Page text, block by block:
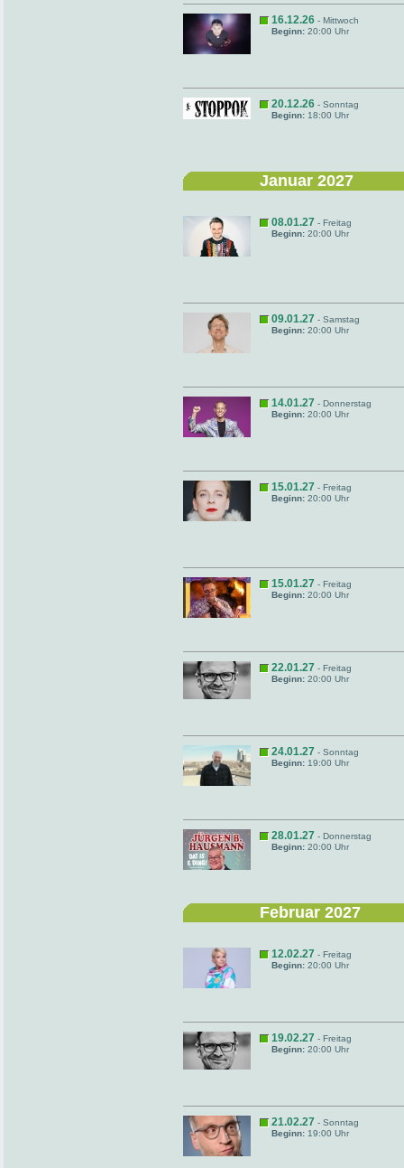
16.12.26 - Mittwoch
Beginn: 20:00 Uhr
20.12.26 - Sonntag
Beginn: 18:00 Uhr
Januar 2027
08.01.27 - Freitag
Beginn: 20:00 Uhr
09.01.27 - Samstag
Beginn: 20:00 Uhr
14.01.27 - Donnerstag
Beginn: 20:00 Uhr
15.01.27 - Freitag
Beginn: 20:00 Uhr
15.01.27 - Freitag
Beginn: 20:00 Uhr
22.01.27 - Freitag
Beginn: 20:00 Uhr
24.01.27 - Sonntag
Beginn: 19:00 Uhr
28.01.27 - Donnerstag
Beginn: 20:00 Uhr
Februar 2027
12.02.27 - Freitag
Beginn: 20:00 Uhr
19.02.27 - Freitag
Beginn: 20:00 Uhr
21.02.27 - Sonntag
Beginn: 19:00 Uhr